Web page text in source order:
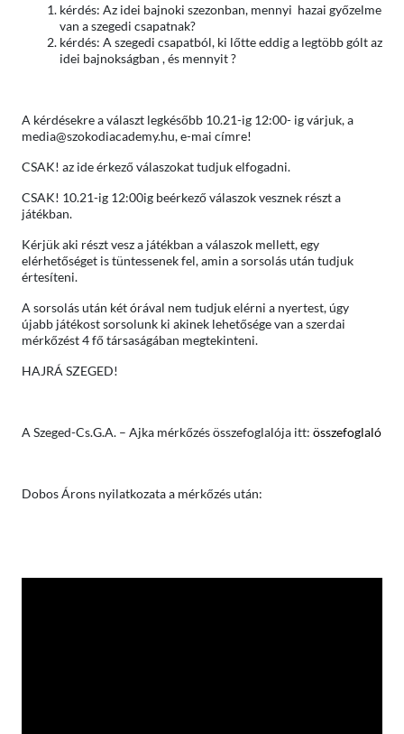
kérdés: Az idei bajnoki szezonban, mennyi hazai győzelme
van a szegedi csapatnak?
kérdés: A szegedi csapatból, ki lőtte eddig a legtöbb gólt az
idei bajnokságban , és mennyit ?
A kérdésekre a választ legkésőbb 10.21-ig 12:00- ig várjuk, a
media@szokodiacademy.hu, e-mai címre!
CSAK! az ide érkező válaszokat tudjuk elfogadni.
CSAK! 10.21-ig 12:00ig beérkező válaszok vesznek részt a
játékban.
Kérjük aki részt vesz a játékban a válaszok mellett, egy
elérhetőséget is tüntessenek fel, amin a sorsolás után tudjuk
értesíteni.
A sorsolás után két órával nem tudjuk elérni a nyertest, úgy
újabb játékost sorsolunk ki akinek lehetősége van a szerdai
mérkőzést 4 fő társaságában megtekinteni.
HAJRÁ SZEGED!
A Szeged-Cs.G.A. – Ajka mérkőzés összefoglalója itt: összefoglaló
Dobos Árons nyilatkozata a mérkőzés után: